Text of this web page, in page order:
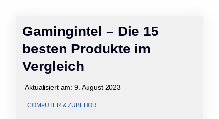
Gamingintel – Die 15
besten Produkte im
Vergleich
Aktualisiert am: 9. August 2023
COMPUTER & ZUBEHÖR